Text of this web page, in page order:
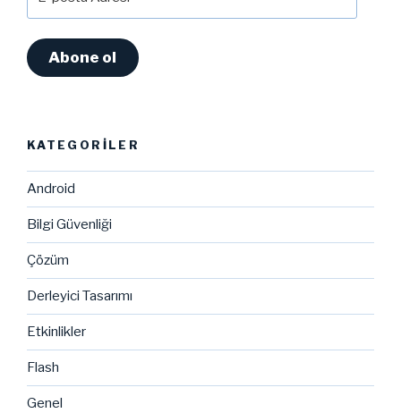
posta
Abone ol
KATEGORILER
Android
Bilgi Güvenliği
Çözüm
Derleyici Tasarımı
Etkinlikler
Flash
Genel